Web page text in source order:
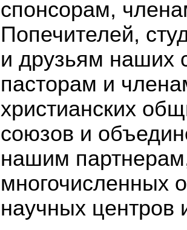
спонсорам,
Попечителей,
и друзьям наших
пасторам и
христианских
союзов и
нашим
многочисленных
научных центров